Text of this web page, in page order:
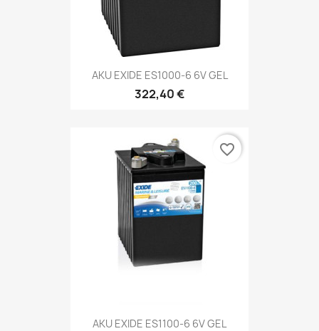
AKU EXIDE ES1000-6 6V GEL
322,40 €
AKU EXIDE ES1100-6 6V GEL
favorite_border